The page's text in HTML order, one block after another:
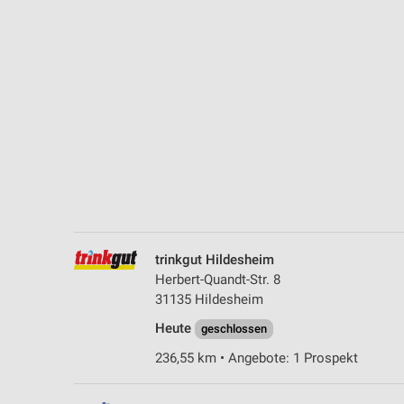
trinkgut Hildesheim
Herbert-Quandt-Str. 8
31135 Hildesheim
Heute
geschlossen
236,55 km • Angebote: 1 Prospekt
Nicht-IAB-Verarbeitungszwecke: